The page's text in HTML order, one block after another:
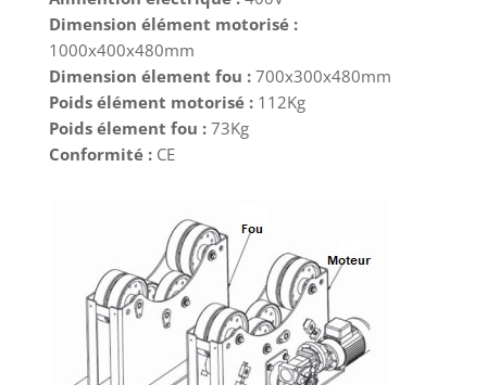
Dimension élément motorisé :
1000x400x480mm
Dimension élement fou : 700x300x480mm
Poids élément motorisé : 112Kg
Poids élement fou : 73Kg
Conformité : CE